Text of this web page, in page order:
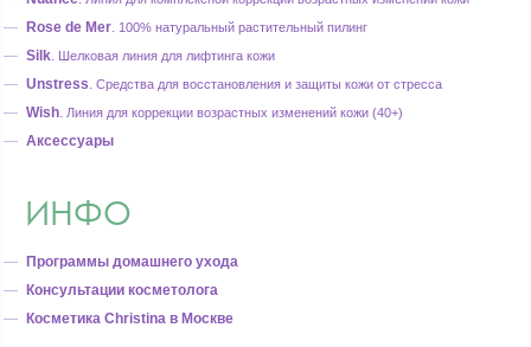
Rose de Mer. 100% натуральный растительный пилинг
Silk. Шелковая линия для лифтинга кожи
Unstress. Средства для восстановления и защиты кожи от стресса
Wish. Линия для коррекции возрастных изменений кожи (40+)
Аксессуары
ИНФО
Программы домашнего ухода
Консультации косметолога
Косметика Christina в Москве